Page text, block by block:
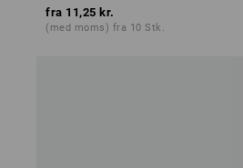
fra 11,25 kr.
(med moms) fra 10 Stk.